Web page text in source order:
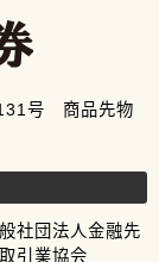
号 商品先物
社団法人金融先
引業協会